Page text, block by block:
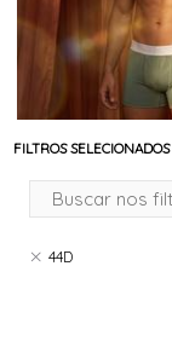
FILTROS SELECIONADOS
44D